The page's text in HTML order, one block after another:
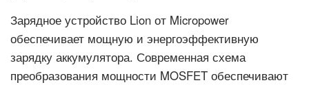
Зарядное устройство Lion от Micropower
обеспечивает мощную и энергоэффективную
зарядку аккумулятора. Современная схема
преобразования мощности MOSFET обеспечивают